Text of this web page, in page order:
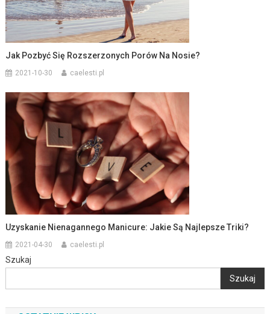
Jak Pozbyć Się Rozszerzonych Porów Na Nosie?
2021-10-30 caelesti.pl
Uzyskanie Nienagannego Manicure: Jakie Są Najlepsze Triki?
2021-04-30 caelesti.pl
Szukaj
Szukaj